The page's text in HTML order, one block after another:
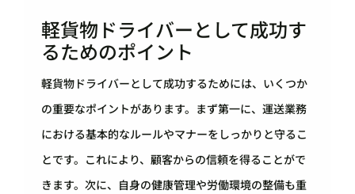
軽貨物ドライバーとして成功す
るためのポイント
軽貨物ドライバーとして成功するためには、いくつか
の重要なポイントがあります。まず第一に、運送業務
における基本的なルールやマナーをしっかりと守るこ
とです。これにより、顧客からの信頼を得ることがで
きます。次に、自身の健康管理や労働環境の整備も重